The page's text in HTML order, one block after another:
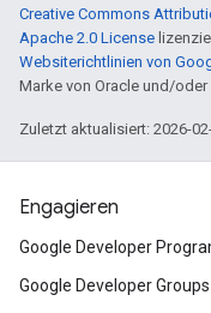
Creative Commons
Apache 2.0 License
Websiterichtlinien von
Marke von Oracle und/oder
Zuletzt aktualisiert: 2026-
Engagieren
Google Developer
Google Developer Groups